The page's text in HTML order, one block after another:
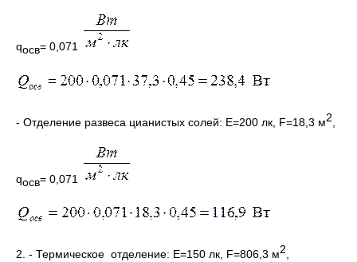
qосв= 0,071
- Отделение развеса цианистых солей: E=200 лк, F=18,3 м2
qосв= 0,071
2. - Термическое отделение: E=150 лк, F=806,3 м2